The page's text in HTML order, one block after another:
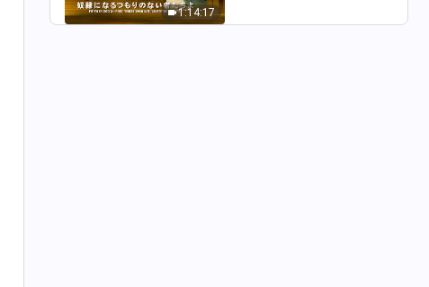
教会映画：天国に入るための基
1:14:17